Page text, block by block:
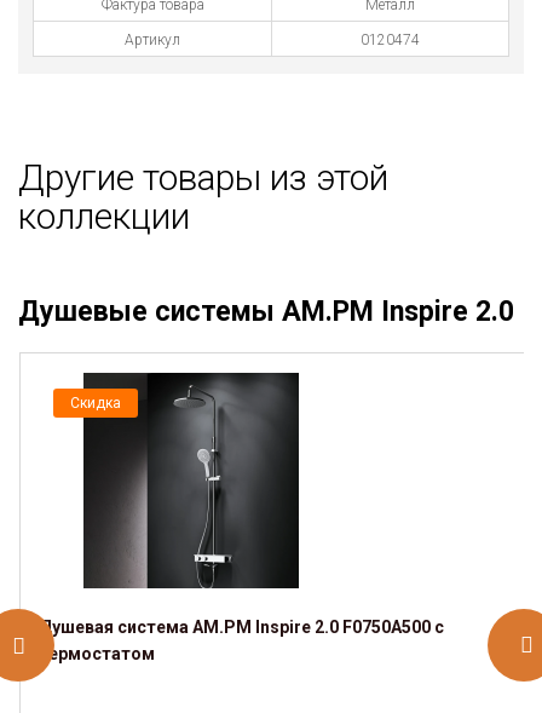
Фактура товара Металл
Артикул 0120474
Другие товары из этой
коллекции
Душевые системы AM.PM Inspire 2.0
Скидка
Душевая система AM.PM Inspire 2.0 F0750A500 с
термостатом